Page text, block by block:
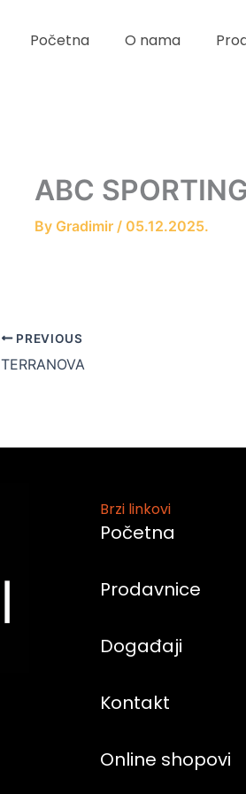
Početna O nama
ABC
By Gradimir / 05.12.2025.
PREVIOUS
TERRANOVA
Brzi linkovi
Početna
Prodavnice
Događaji
Kontakt
Online shopovi